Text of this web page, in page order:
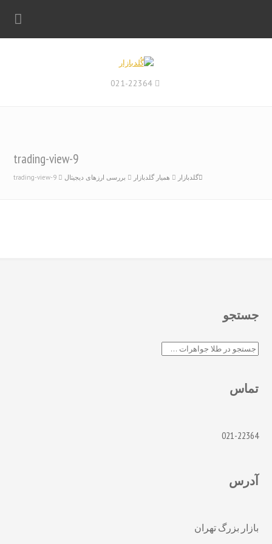
trading-view-9
گلدبازار همیار گلدبازار بررسی ارزهای دیجیتال trading-view-9
جستجو
جستجو
تماس
021-22364
آدرس
بازار بزرگ تهران